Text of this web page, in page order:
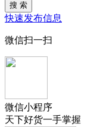
搜 索
快速发布信息
微信扫一扫
微信小程序
天下好货一手掌握